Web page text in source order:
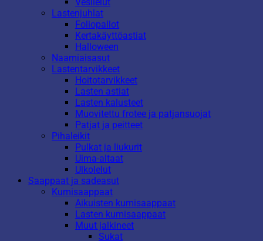
Lastenjuhlat
Foliopallot
Kertakäyttöastiat
Halloween
Naamiaisasut
Lastentarvikkeet
Hoitotarvikkeet
Lasten astiat
Lasten kalusteet
Muovitettu frotee ja patjansuojat
Patjat ja peitteet
Pihaleikit
Pulkat ja liukurit
Uima-altaat
Ulkolelut
Saappaat ja sadeasut
Kumisaappaat
Aikuisten kumisaappaat
Lasten kumisaappaat
Muut jalkineet
Sukat